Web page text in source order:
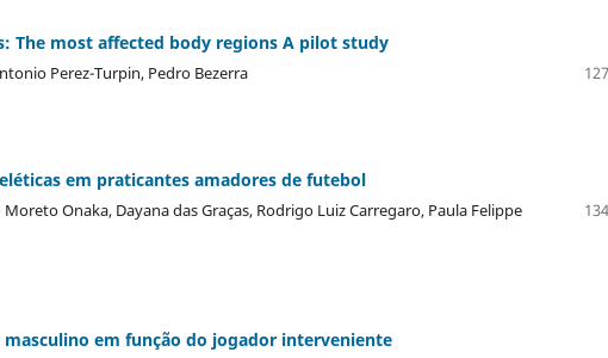
The most affected body regions A pilot study
Perez-Turpin, Pedro Bezerra
em praticantes amadores de futebol
Onaka, Dayana das Graças, Rodrigo Luiz Carregaro, Paula Felippe
em função do jogador interveniente